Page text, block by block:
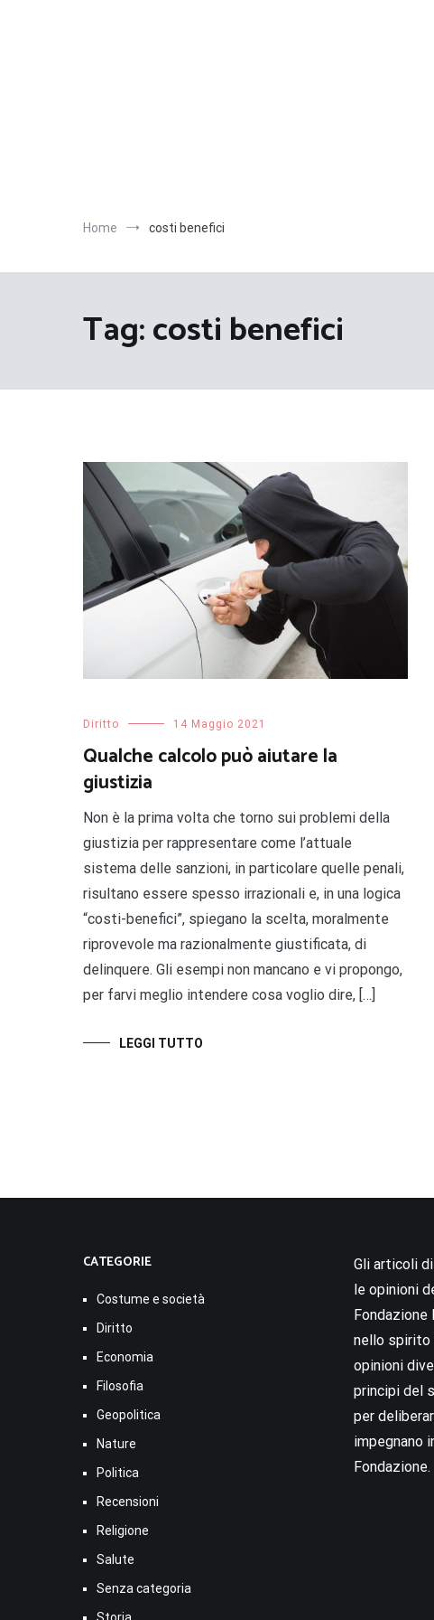
Home costi benefici
Tag:costi benefici
Diritto 14 Maggio 2021
Qualche calcolo può aiutare la
giustizia
Non è la prima volta che torno sui problemi della
giustizia per rappresentare come l’attuale
sistema delle sanzioni, in particolare quelle penali,
risultano essere spesso irrazionali e, in una logica
“costi-benefici”, spiegano la scelta, moralmente
riprovevole ma razionalmente giustificata, di
delinquere. Gli esempi non mancano e vi propongo,
per farvi meglio intendere cosa voglio dire, […]
LEGGI TUTTO
CATEGORIE
Costume e società
Diritto
Economia
Filosofia
Geopolitica
Nature
Politica
Recensioni
Religione
Salute
Senza categoria
Gli articoli
le opinioni
Fondazione
nello
opinioni
principi del
per
impegnano
Fondazione.